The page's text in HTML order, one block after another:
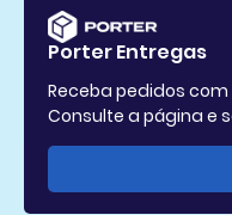
Porter Entregas
Receba pedidos
Consulte a página e